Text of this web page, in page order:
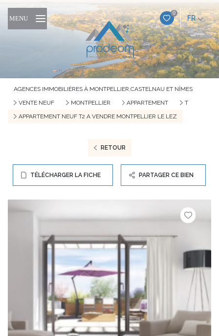
0
FR
MENU
AGENCES IMMOBILIÈRES À MONTPELLIER,CASTELNAU ET NÎMES
VENTE NEUF
MONTPELLIER APPARTEMENT
T
APPARTEMENT NEUF T2 A VENDRE MONTPELLIER LE LEZ
RETOUR
TÉLÉCHARGER LA FICHE PARTAGER CE BIEN